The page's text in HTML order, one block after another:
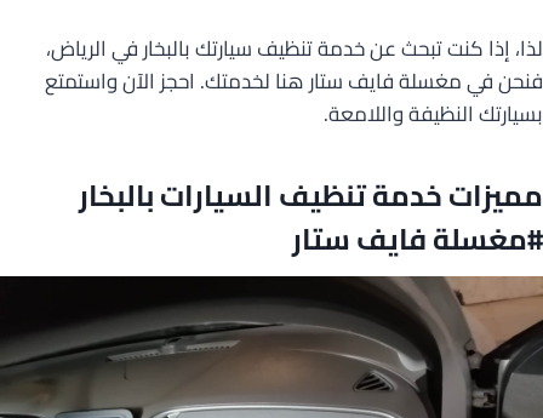
لذا، إذا كنت تبحث عن خدمة تنظيف سيارتك بالبخار في الرياض،
فنحن في مغسلة فايف ستار هنا لخدمتك. احجز الآن واستمتع
بسيارتك النظيفة واللامعة.
مميزات خدمة تنظيف السيارات بالبخار
#مغسلة فايف ستار